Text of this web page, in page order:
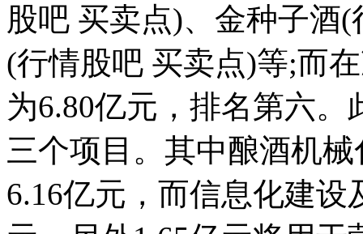
股吧 买卖点)、金种子酒
(行情股吧 买卖点)等;而
为6.80亿元，排名第六
三个项目。其中酿酒机
6.16亿元，而信息化建